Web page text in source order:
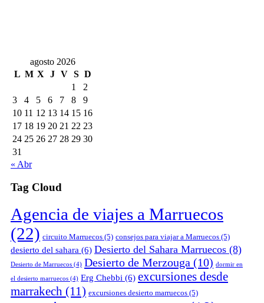
agosto 2026
L M X J V S D
1
2
3
4 5 6 7 8
9
10 11 12 13 14 15 16
17 18 19 20 21 22 23
24 25 26 27 28 29 30
31
« Abr
Tag Cloud
Agencia de viajes a Marruecos
(22) circuito Marruecos (5) consejos para viajar a Marruecos (5)
desierto del sahara (6) Desierto del Sahara Marruecos (8)
Desierto de Marruecos (4) Desierto de Merzouga (10) dormir en
el desierto marruecos (4) Erg Chebbi (6) excursiones desde
marrakech (11) excursiones desierto marruecos (5)